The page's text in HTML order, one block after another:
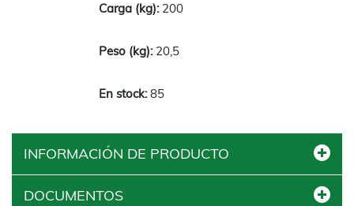
200
20,5
85
INFORMACIÓN DE PRODUCTO
DOCUMENTOS